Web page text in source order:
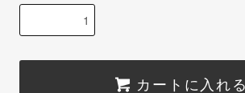
カートに入れる